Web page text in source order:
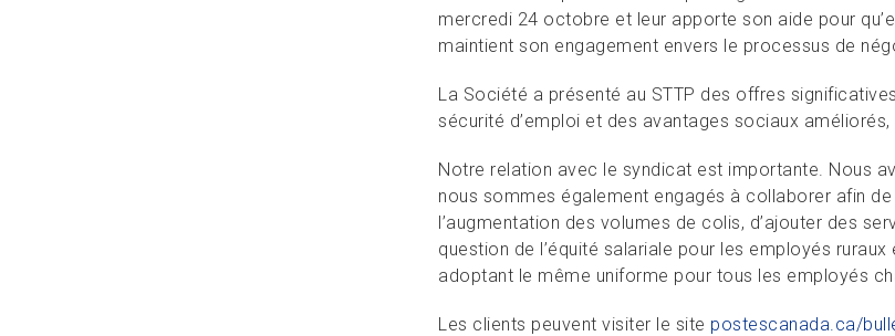
mercredi 24 octobre et leur apporte son aide pour
maintient son engagement envers le processus de
La Société a présenté au STTP des offres
sécurité d’emploi et des avantages sociaux
Notre relation avec le syndicat est importante. Nous
nous sommes également engagés à collaborer afin
l’augmentation des volumes de colis, d’ajouter des
question de l’équité salariale pour les employés
adoptant le même uniforme pour tous les employés
Les clients peuvent visiter le site postescanada.ca/